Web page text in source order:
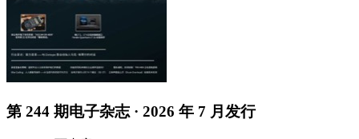
第 244 期电子杂志 · 2026 年 7 月发行